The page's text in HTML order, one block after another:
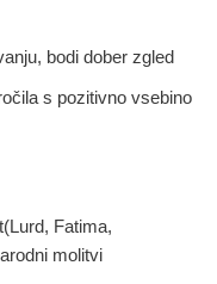
bodi dober zgled
s pozitivno vsebino
Fatima,
molitvi